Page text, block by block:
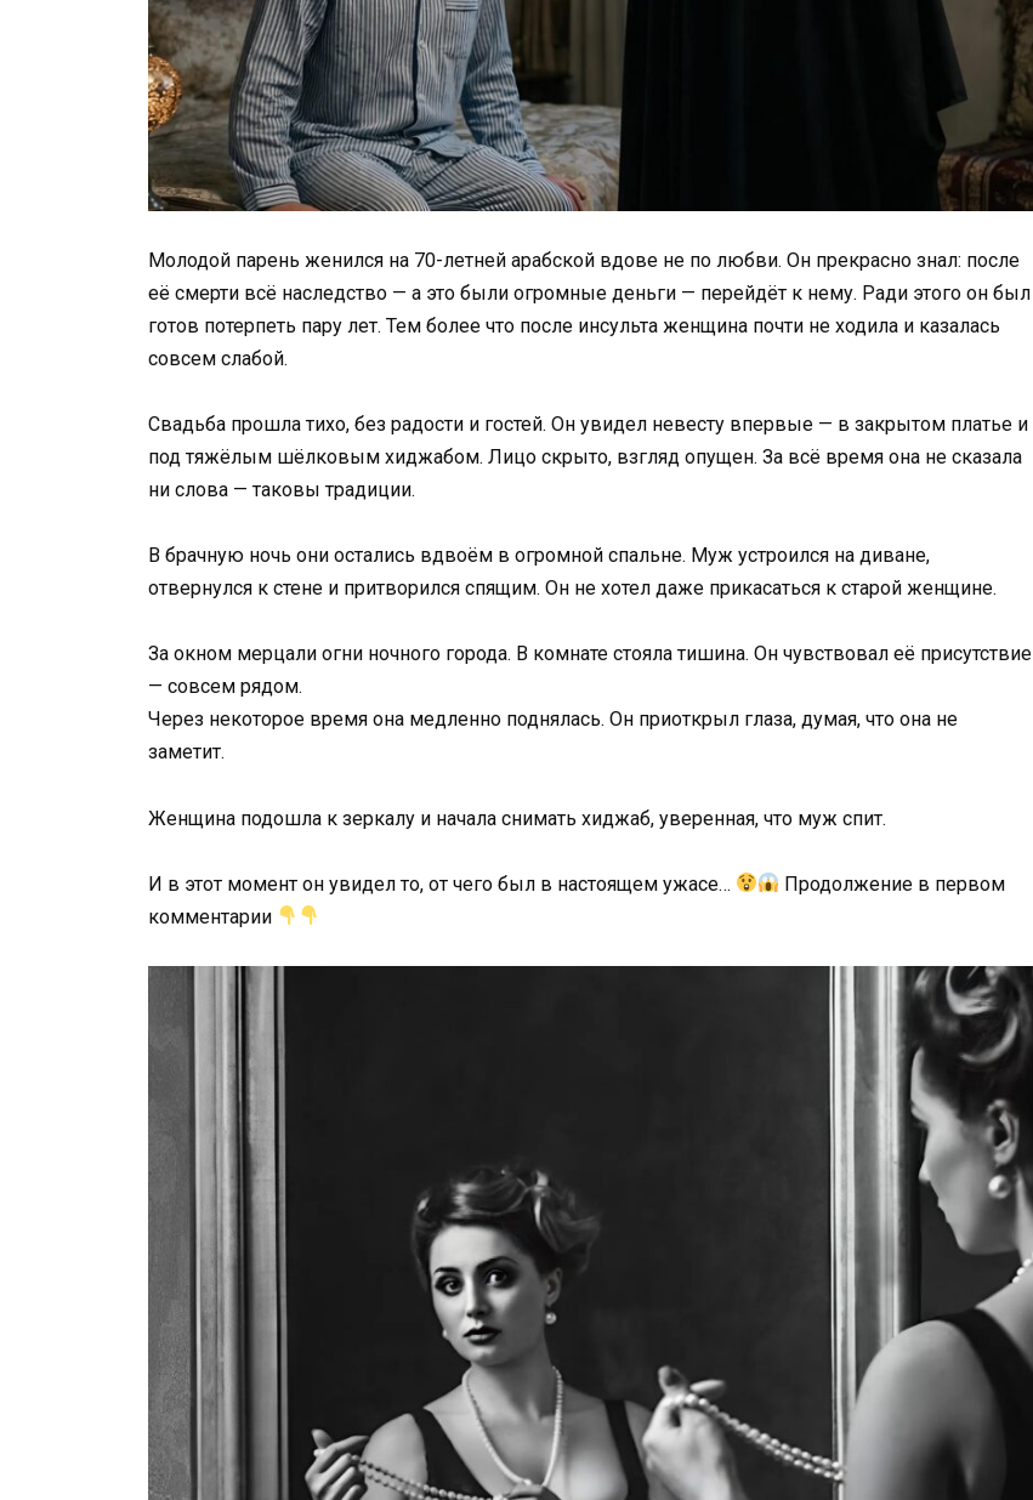
Молодой парень женился на 70-летней арабской вдове не по любви. Он прекрасно знал: после
её смерти всё наследство — а это были огромные деньги — перейдёт к нему. Ради этого он был
готов потерпеть пару лет. Тем более что после инсульта женщина почти не ходила и казалась
совсем слабой.
Свадьба прошла тихо, без радости и гостей. Он увидел невесту впервые — в закрытом платье и
под тяжёлым шёлковым хиджабом. Лицо скрыто, взгляд опущен. За всё время она не сказала
ни слова — таковы традиции.
В брачную ночь они остались вдвоём в огромной спальне. Муж устроился на диване,
отвернулся к стене и притворился спящим. Он не хотел даже прикасаться к старой женщине.
За окном мерцали огни ночного города. В комнате стояла тишина. Он чувствовал её присутствие
— совсем рядом.
Через некоторое время она медленно поднялась. Он приоткрыл глаза, думая, что она не
заметит.
Женщина подошла к зеркалу и начала снимать хиджаб, уверенная, что муж спит.
И в этот момент он увидел то, от чего был в настоящем ужасе…
Продолжение в первом
комментарии